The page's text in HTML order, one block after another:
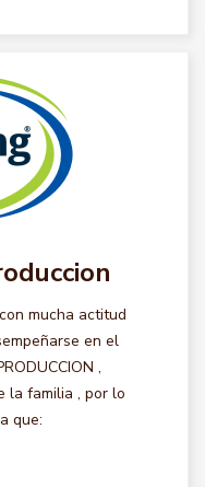
mucha actitud
en el
,
la familia , por lo
que: